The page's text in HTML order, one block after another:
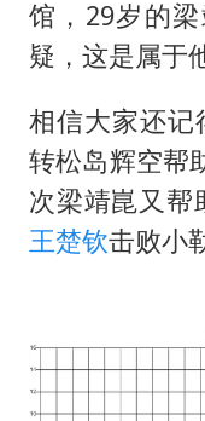
馆，29岁的
疑，这是属于
相信大家还记
转松岛辉空帮
次梁靖崑又帮
王楚钦击败小